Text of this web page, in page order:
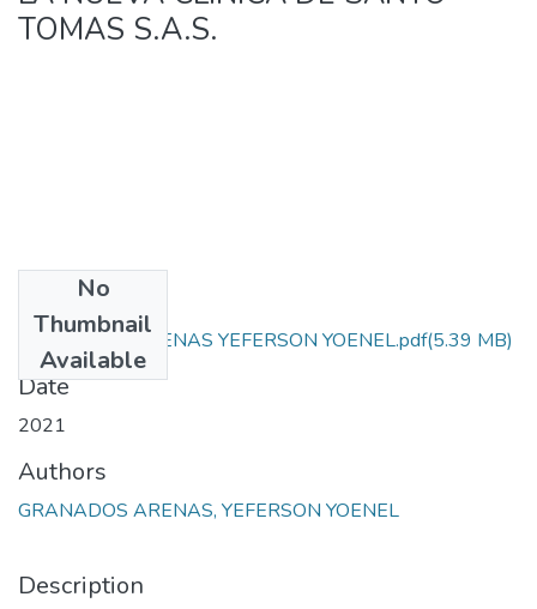
TOMAS S.A.S.
No
Thumbnail
Available
GRANADOS ARENAS YEFERSON YOENEL.pdf(5.39 MB)
Date
2021
Authors
GRANADOS ARENAS, YEFERSON YOENEL
Description